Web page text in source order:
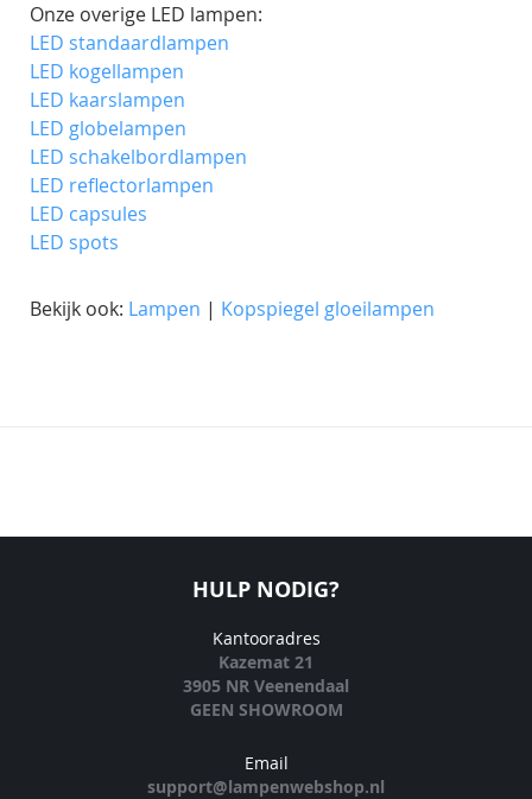
Onze overige LED lampen:
LED standaardlampen
LED kogellampen
LED kaarslampen
LED globelampen
LED schakelbordlampen
LED reflectorlampen
LED capsules
LED spots
Bekijk ook: Lampen | Kopspiegel gloeilampen
HULP NODIG?
Kantooradres
Kazemat 21
3905 NR Veenendaal
GEEN SHOWROOM
Email
support@lampenwebshop.nl